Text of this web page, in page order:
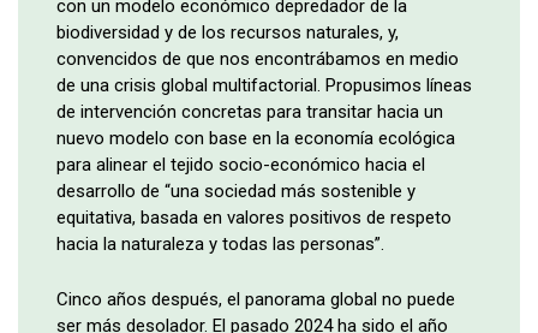
con un modelo económico depredador de la
biodiversidad y de los recursos naturales, y,
convencidos de que nos encontrábamos en medio
de una crisis global multifactorial. Propusimos líneas
de intervención concretas para transitar hacia un
nuevo modelo con base en la economía ecológica
para alinear el tejido socio-económico hacia el
desarrollo de “una sociedad más sostenible y
equitativa, basada en valores positivos de respeto
hacia la naturaleza y todas las personas”.
Cinco años después, el panorama global no puede
ser más desolador. El pasado 2024 ha sido el año